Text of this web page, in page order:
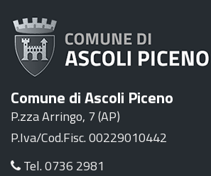
Comune di Ascoli Piceno
P.zza Arringo, 7 (AP)
P.Iva/Cod.Fisc. 00229010442
Tel. 0736 2981